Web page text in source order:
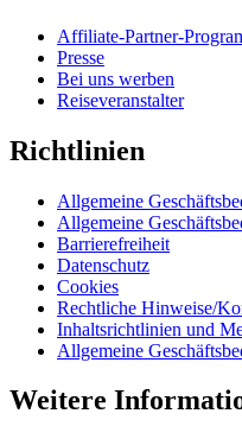
Affiliate-Partner-
Presse
Bei uns werben
Reiseveranstalter
Richtlinien
Allgemeine
Allgemeine
Barrierefreiheit
Datenschutz
Cookies
Rechtliche Hinweise/
Inhaltsrichtlinien und
Allgemeine
Weitere